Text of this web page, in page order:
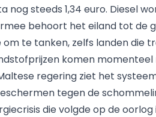
nog steeds 1,34 euro. Diesel
behoort het eiland tot de
om te tanken, zelfs landen die
komen momenteel
regering ziet het
tegen de
die volgde op de